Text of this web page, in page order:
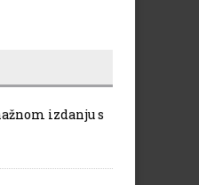
izdanju s